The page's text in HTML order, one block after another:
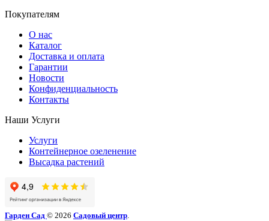
Покупателям
О нас
Каталог
Доставка и оплата
Гарантии
Новости
Конфиденциальность
Контакты
Наши Услуги
Услуги
Контейнерное озеленение
Высадка растений
Гарден Сад © 2026 Садовый центр.